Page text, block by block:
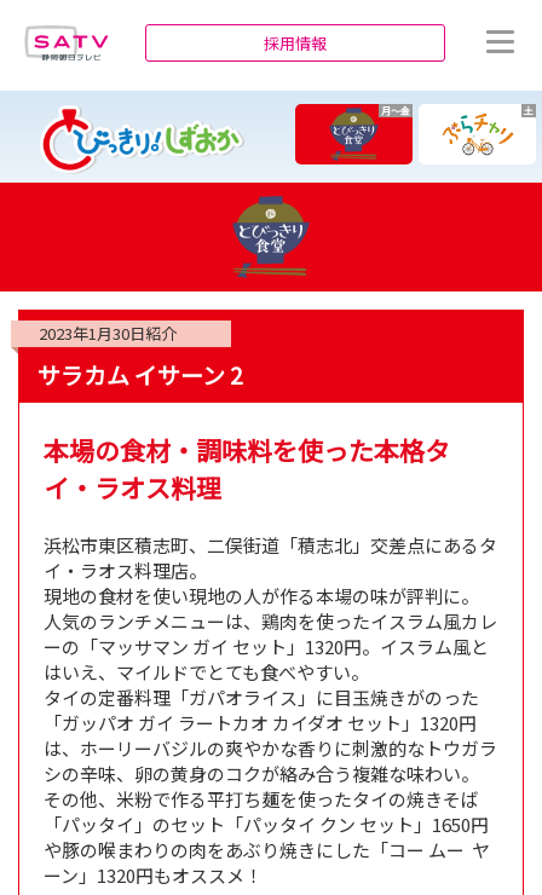
採用情報
月～金 土
2023年1月30日紹介
サラカム イサーン 2
本場の食材・調味料を使った本格タ
イ・ラオス料理
浜松市東区積志町、二俣街道「積志北」交差点にあるタ
イ・ラオス料理店。
現地の食材を使い現地の人が作る本場の味が評判に。
人気のランチメニューは、鶏肉を使ったイスラム風カレ
ーの「マッサマン ガイ セット」1320円。イスラム風と
はいえ、マイルドでとても食べやすい。
タイの定番料理「ガパオライス」に目玉焼きがのった
「ガッパオ ガイ ラートカオ カイダオ セット」1320円
は、ホーリーバジルの爽やかな香りに刺激的なトウガラ
シの辛味、卵の黄身のコクが絡み合う複雑な味わい。
その他、米粉で作る平打ち麺を使ったタイの焼きそば
「パッタイ」のセット「パッタイ クン セット」1650円
や豚の喉まわりの肉をあぶり焼きにした「コー ムー ヤ
ーン」1320円もオススメ！